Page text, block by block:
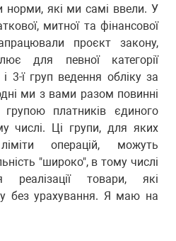
які ми самі ввели. У
митної та фінансової
проєкт закону,
для певної категорії
і 3-ї груп ведення обліку за
ми з вами разом повинні
платників єдиного
числі. Ці групи, для яких
операцій, можуть
"широко", в тому числі
реалізації товари, які
без урахування. Я маю на